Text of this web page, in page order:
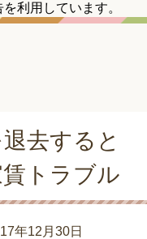
利用しています。
去すると
トラブル
年12月30日